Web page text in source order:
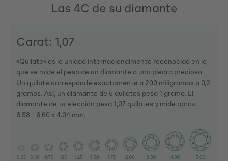
Las 4C de su diamante
Carat: 1,07
«Quilate» es la unidad internacionalmente reconocida en la
que se mide el peso de un diamante o una piedra preciosa.
Un quilate corresponde exactamente a 200 miligramos o 0,2
gramos. Así, un diamante de 5 quilates pesa 1 gramo. El
diamante de tu elección pesa 1,07 quilates y mide aprox.
6.58 - 6.60 x 4.04 mm.